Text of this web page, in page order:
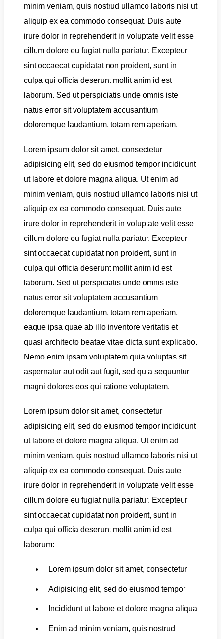
minim veniam, quis nostrud ullamco laboris nisi ut
aliquip ex ea commodo consequat. Duis aute
irure dolor in reprehenderit in voluptate velit esse
cillum dolore eu fugiat nulla pariatur. Excepteur
sint occaecat cupidatat non proident, sunt in
culpa qui officia deserunt mollit anim id est
laborum. Sed ut perspiciatis unde omnis iste
natus error sit voluptatem accusantium
doloremque laudantium, totam rem aperiam.
Lorem ipsum dolor sit amet, consectetur
adipisicing elit, sed do eiusmod tempor incididunt
ut labore et dolore magna aliqua. Ut enim ad
minim veniam, quis nostrud ullamco laboris nisi ut
aliquip ex ea commodo consequat. Duis aute
irure dolor in reprehenderit in voluptate velit esse
cillum dolore eu fugiat nulla pariatur. Excepteur
sint occaecat cupidatat non proident, sunt in
culpa qui officia deserunt mollit anim id est
laborum. Sed ut perspiciatis unde omnis iste
natus error sit voluptatem accusantium
doloremque laudantium, totam rem aperiam,
eaque ipsa quae ab illo inventore veritatis et
quasi architecto beatae vitae dicta sunt explicabo.
Nemo enim ipsam voluptatem quia voluptas sit
aspernatur aut odit aut fugit, sed quia sequuntur
magni dolores eos qui ratione voluptatem.
Lorem ipsum dolor sit amet, consectetur
adipisicing elit, sed do eiusmod tempor incididunt
ut labore et dolore magna aliqua. Ut enim ad
minim veniam, quis nostrud ullamco laboris nisi ut
aliquip ex ea commodo consequat. Duis aute
irure dolor in reprehenderit in voluptate velit esse
cillum dolore eu fugiat nulla pariatur. Excepteur
sint occaecat cupidatat non proident, sunt in
culpa qui officia deserunt mollit anim id est
laborum:
Lorem ipsum dolor sit amet, consectetur
Adipisicing elit, sed do eiusmod tempor
Incididunt ut labore et dolore magna aliqua
Enim ad minim veniam, quis nostrud